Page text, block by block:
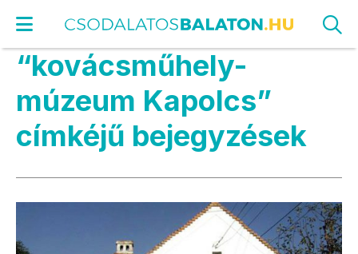
“kovácsműhely-
múzeum Kapolcs”
címkéjű bejegyzések